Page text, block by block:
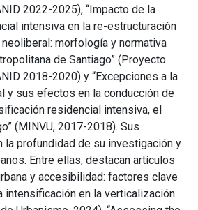
2022-2025), “Impacto de la
intensiva en la re-estructuración
morfología y normativa
de Santiago” (Proyecto
2018-2020) y “Excepciones a la
y sus efectos en la conducción de
residencial intensiva, el
(MINVU, 2017-2018). Sus
la profundidad de su investigación y
Entre ellas, destacan artículos
y accesibilidad: factores clave
intensificación en la verticalización